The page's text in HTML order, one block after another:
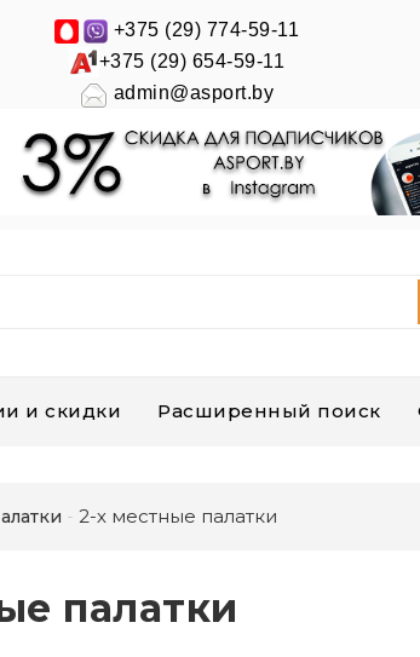
+375 (29) 774-59-11
+375 (29) 654-59-11
admin@asport.by
и скидки Расширенный поиск
2-х местные палатки
палатки